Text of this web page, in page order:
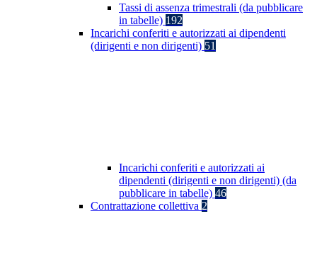
Tassi di assenza trimestrali (da pubblicare
in tabelle) 192
Incarichi conferiti e autorizzati ai dipendenti
(dirigenti e non dirigenti) 51
Incarichi conferiti e autorizzati ai
dipendenti (dirigenti e non dirigenti) (da
pubblicare in tabelle) 46
Contrattazione collettiva 2